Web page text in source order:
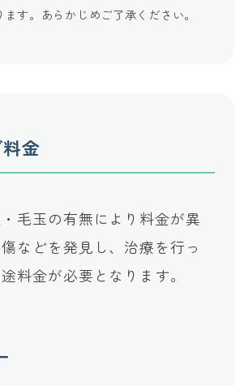
す。あらかじめご了承ください。
金
毛玉の有無により料金が異
などを発見し、治療を行っ
料金が必要となります。